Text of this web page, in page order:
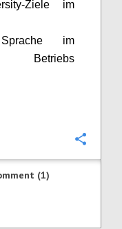
-Ziele im
Sprache im
Betriebs
(1)